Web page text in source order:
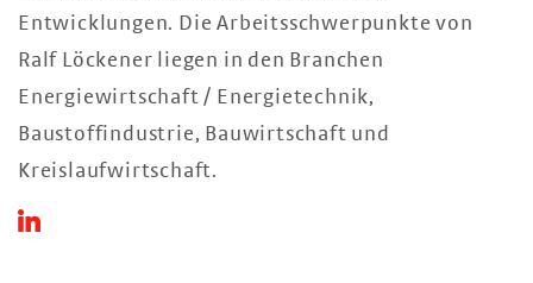
Entwicklungen. Die Arbeitsschwerpunkte von
Ralf Löckener liegen in den Branchen
Energiewirtschaft / Energietechnik,
Baustoffindustrie, Bauwirtschaft und
Kreislaufwirtschaft.